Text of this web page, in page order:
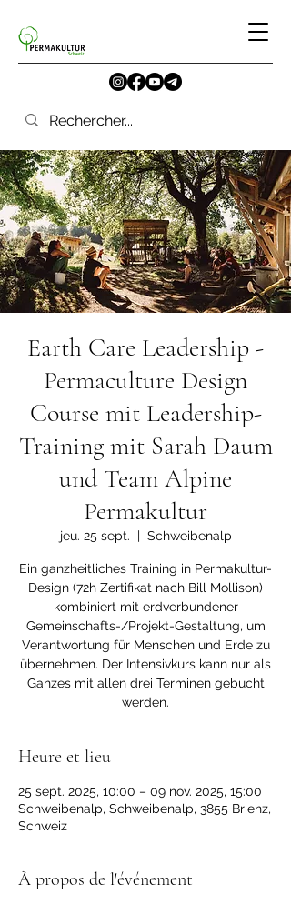
Earth Care Leadership -
Permaculture Design
Course mit Leadership-
Training mit Sarah Daum
und Team Alpine
Permakultur
jeu. 25 sept.
  |
Schweibenalp
Ein ganzheitliches Training in Permakultur-
Design (72h Zertifikat nach Bill Mollison)
kombiniert mit erdverbundener
Gemeinschafts-/Projekt-Gestaltung, um
Verantwortung für Menschen und Erde zu
übernehmen. Der Intensivkurs kann nur als
Ganzes mit allen drei Terminen gebucht
werden.
Heure et lieu
25 sept. 2025, 10:00 – 09 nov. 2025, 15:00
Schweibenalp, Schweibenalp, 3855 Brienz,
Schweiz
À propos de l'événement